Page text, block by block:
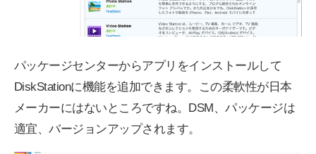
パッケージセンターからアプリをインストールして
DiskStationに機能を追加できます。この柔軟性が日本
メーカーにはないところですね。DSM、パッケージは
適宜、バージョンアップされます。